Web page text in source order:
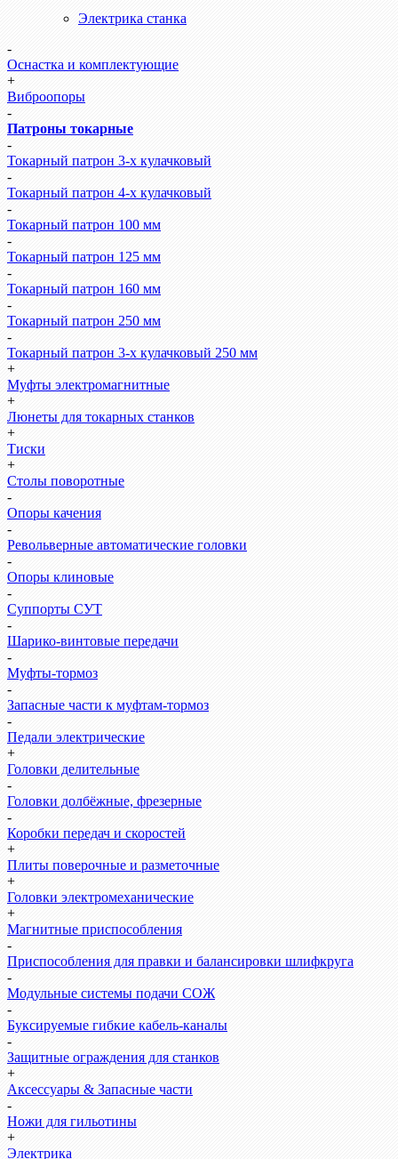
Электрика станка
-
Оснастка и комплектующие
+
Виброопоры
-
Патроны токарные
-
Токарный патрон 3-х кулачковый
-
Токарный патрон 4-х кулачковый
-
Токарный патрон 100 мм
-
Токарный патрон 125 мм
-
Токарный патрон 160 мм
-
Токарный патрон 250 мм
-
Токарный патрон 3-х кулачковый 250 мм
+
Муфты электромагнитные
+
Люнеты для токарных станков
+
Тиски
+
Столы поворотные
-
Опоры качения
-
Револьверные автоматические головки
-
Опоры клиновые
-
Суппорты СУТ
-
Шарико-винтовые передачи
-
Муфты-тормоз
-
Запасные части к муфтам-тормоз
-
Педали электрические
+
Головки делительные
-
Головки долбёжные, фрезерные
-
Коробки передач и скоростей
+
Плиты поверочные и разметочные
+
Головки электромеханические
+
Магнитные приспособления
-
Приспособления для правки и балансировки шлифкруга
-
Модульные системы подачи СОЖ
-
Буксируемые гибкие кабель-каналы
-
Защитные ограждения для станков
+
Аксессуары & Запасные части
-
Ножи для гильотины
+
Электрика